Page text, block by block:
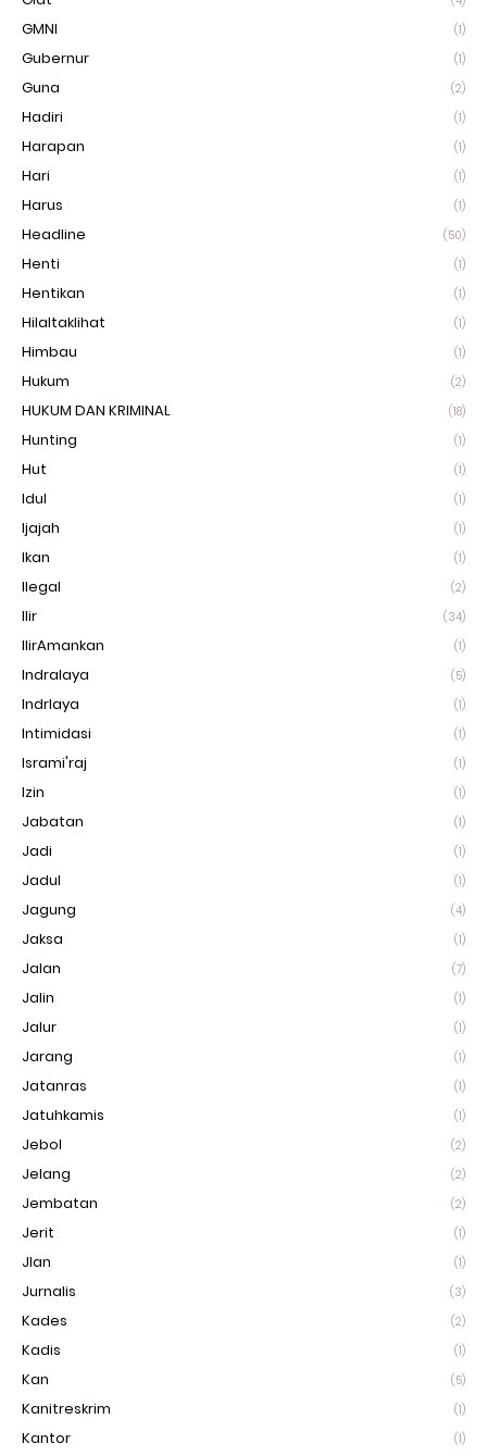
GMNI (1)
Gubernur (1)
Guna (2)
Hadiri (1)
Harapan (1)
Hari (1)
Harus (1)
Headline (50)
Henti (1)
Hentikan (1)
Hilaltaklihat (1)
Himbau (1)
Hukum (2)
HUKUM DAN KRIMINAL (18)
Hunting (1)
Hut (1)
Idul (1)
Ijajah (1)
Ikan (1)
Ilegal (2)
Ilir (34)
IlirAmankan (1)
Indralaya (5)
Indrlaya (1)
Intimidasi (1)
Isrami'raj (1)
Izin (1)
Jabatan (1)
Jadi (1)
Jadul (1)
Jagung (4)
Jaksa (1)
Jalan (7)
Jalin (1)
Jalur (1)
Jarang (1)
Jatanras (1)
Jatuhkamis (1)
Jebol (2)
Jelang (2)
Jembatan (2)
Jerit (1)
Jlan (1)
Jurnalis (3)
Kades (2)
Kadis (1)
Kan (5)
Kanitreskrim (1)
Kantor (1)